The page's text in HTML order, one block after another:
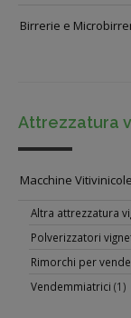
Birrerie e
Attrezzatura
Macchine Vitivinicole
Altra attrezzatura
Polverizzatori
Rimorchi per
Vendemmiatrici (1)